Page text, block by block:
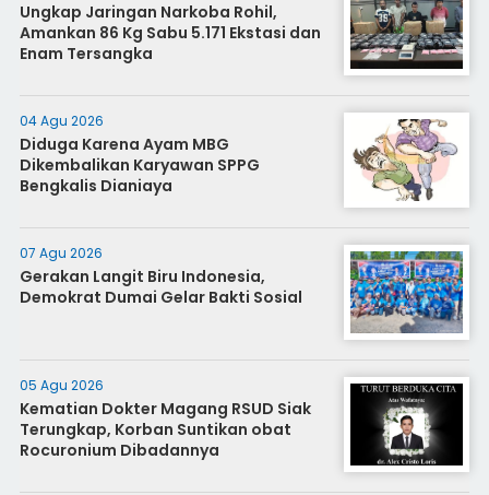
Ungkap Jaringan Narkoba Rohil,
Amankan 86 Kg Sabu 5.171 Ekstasi dan
Enam Tersangka
04 Agu 2026
Diduga Karena Ayam MBG
Dikembalikan Karyawan SPPG
Bengkalis Dianiaya
07 Agu 2026
Gerakan Langit Biru Indonesia,
Demokrat Dumai Gelar Bakti Sosial
05 Agu 2026
Kematian Dokter Magang RSUD Siak
Terungkap, Korban Suntikan obat
Rocuronium Dibadannya